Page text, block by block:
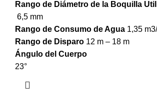
Rango de Diámetro de la Boquilla
6,5 mm
Rango de Consumo de Agua 1,35
Rango de Disparo 12 m – 18 m
Ángulo del Cuerpo
23°